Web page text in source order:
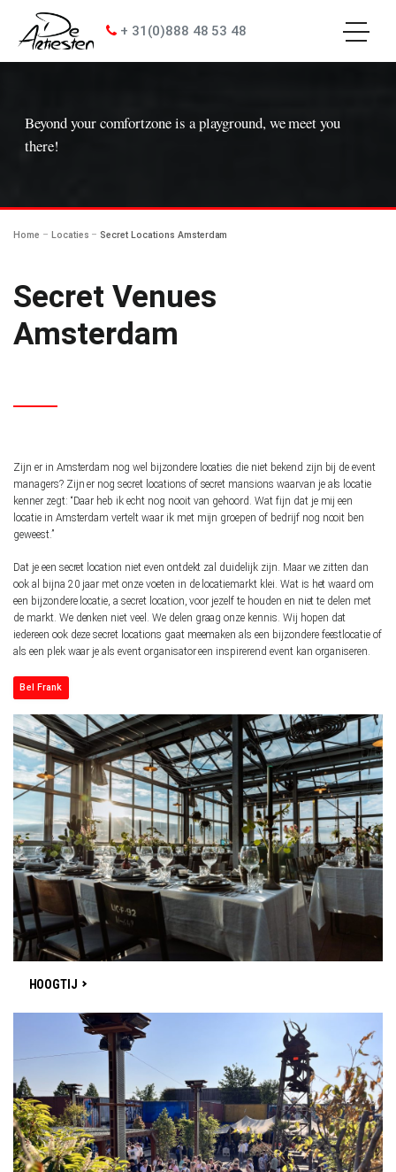
+ 31(0)888 48 53 48
enu
Beyond your comfortzone is a playground, we meet you
there!
Home – Locaties – Secret Locations Amsterdam
Secret Venues
Amsterdam
Zijn er in Amsterdam nog wel bijzondere locaties die niet bekend zijn bij de event
managers? Zijn er nog secret locations of secret mansions waarvan je als locatie
kenner zegt: “Daar heb ik echt nog nooit van gehoord. Wat fijn dat je mij een
locatie in Amsterdam vertelt waar ik met mijn groepen of bedrijf nog nooit ben
geweest.”
Dat je een secret location niet even ontdekt zal duidelijk zijn. Maar we zitten dan
ook al bijna 20 jaar met onze voeten in de locatiemarkt klei. Wat is het waard om
een bijzondere locatie, a secret location, voor jezelf te houden en niet te delen met
de markt. We denken niet veel. We delen graag onze kennis. Wij hopen dat
iedereen ook deze secret locations gaat meemaken als een bijzondere feestlocatie of
als een plek waar je als event organisator een inspirerend event kan organiseren.
Bel Frank
HOOGTIJ